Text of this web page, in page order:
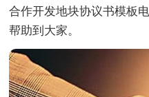
合作开发地块协议书模板
帮助到大家。